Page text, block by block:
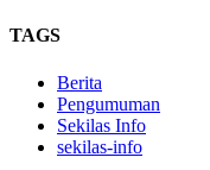
TAGS
Berita
Pengumuman
Sekilas Info
sekilas-info